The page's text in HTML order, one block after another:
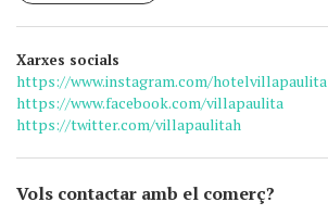
Xarxes socials
https://www.instagram.com/hotelvillapaulita
https://www.facebook.com/villapaulita
https://twitter.com/villapaulitah
Vols contactar amb el comerç?